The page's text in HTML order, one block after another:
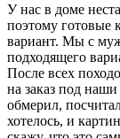
У нас в доме
поэтому готовые
вариант. Мы с
подходящего
После всех
на заказ под
обмерил,
хотелось, и